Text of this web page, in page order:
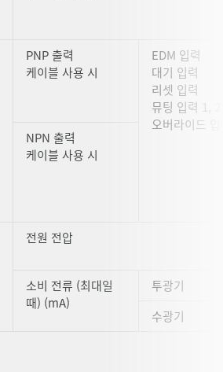
PNP 출력
케이블 사용 시
EDM 입력
대기 입력
리셋 입력
뮤팅 입력 1, 2
오버라이드
NPN 출력
케이블 사용 시
전원 전압
소비 전류 (최대일
때) (mA)
투광기
수광기